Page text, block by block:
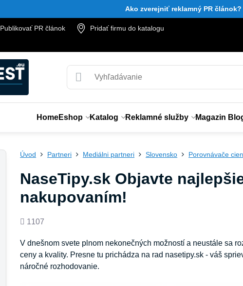
Ako zverejniť reklamný PR článok?
Publikovať PR článok
Pridať firmu do katalogu
HomeEshop Katalog Reklamné služby Magazin
Úvod Partneri Mediálni partneri Slovensko Porovnávače
NaseTipy.sk Objavte
nakupovaním!
Počet
1107
V dnešnom svete plnom nekonečných možností a neustále sa
ceny a kvality. Presne tu prichádza na rad nasetipy.sk - váš
náročné rozhodovanie.